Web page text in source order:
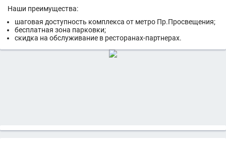
Наши преимущества:
шаговая доступность комплекса от метро Пр.Просвещения;
бесплатная зона парковки;
скидка на обслуживание в ресторанах-партнерах.